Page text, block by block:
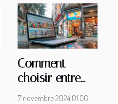
Comment
choisir entre
une boutique
7 novembre 2024 01:06